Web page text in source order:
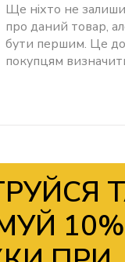
Ще ніхто не
про даний товар,
бути першим. Це
покупцям
10%